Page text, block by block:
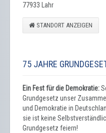
77933 Lahr
STANDORT ANZEIGEN
75 JAHRE
Ein Fest für die Demokratie:
Grundgesetz unser
und Demokratie in
sie ist keine
Grundgesetz feiern!